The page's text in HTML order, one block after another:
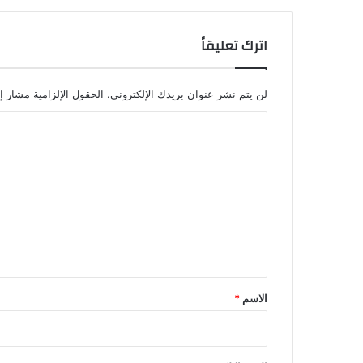
اترك تعليقاً
لن يتم نشر عنوان بريدك الإلكتروني. الحقول الإلزامية مشار
*
الاسم *